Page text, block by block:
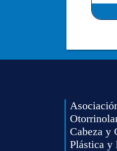
Cabeza y
Plástica y